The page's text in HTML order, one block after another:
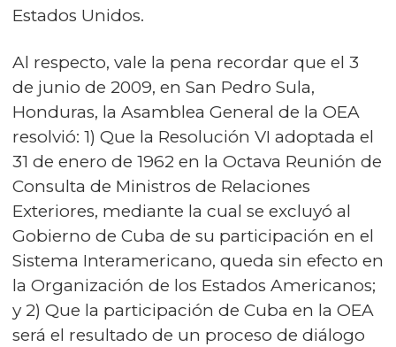
Estados Unidos.
Al respecto, vale la pena recordar que el 3
de junio de 2009, en San Pedro Sula,
Honduras, la Asamblea General de la OEA
resolvió: 1) Que la Resolución VI adoptada el
31 de enero de 1962 en la Octava Reunión de
Consulta de Ministros de Relaciones
Exteriores, mediante la cual se excluyó al
Gobierno de Cuba de su participación en el
Sistema Interamericano, queda sin efecto en
la Organización de los Estados Americanos;
y 2) Que la participación de Cuba en la OEA
será el resultado de un proceso de diálogo